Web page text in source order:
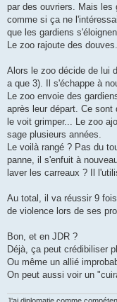
par des ouvriers. Mais les
comme si ça ne
que les gardiens
Le zoo rajoute des
Alors le zoo décide de lui
a que 3). Il s'échappe à
Le zoo envoie des
après leur départ. Ce
le voit grimper... Le zoo
sage plusieurs années.
Le voilà rangé ? Pas du
panne, il s'enfuit à
laver les carreaux ? Il
Au total, il va réussir 9
de violence lors de ses
Bon, et en JDR ?
Déjà, ça peut crédibiliser
Ou même un allié
On peut aussi voir un